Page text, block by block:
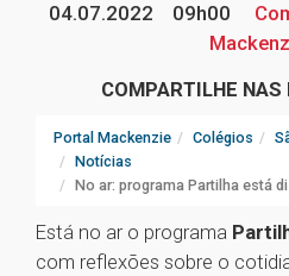
04.07.2022
09h00
COMPARTILHE NAS
Portal Mackenzie Colégios
Notícias
No ar: programa Partilha está
Está no ar o programa
com reflexões sobre o